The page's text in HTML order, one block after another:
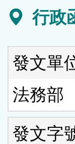
行政
發文單
法務部
發文字